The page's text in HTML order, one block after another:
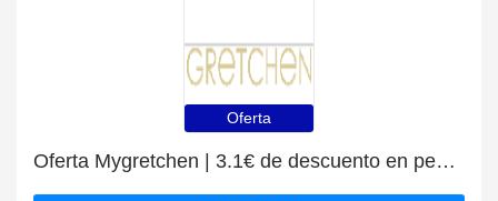
Oferta
Oferta Mygretchen | 3.1€ de descuento en pedidos superiores a 65€